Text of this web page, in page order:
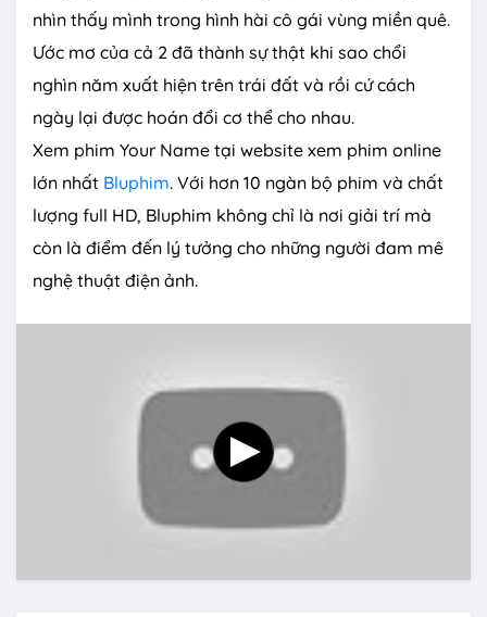
nhìn thấy mình trong hình hài cô gái vùng miền quê.
Ước mơ của cả 2 đã thành sự thật khi sao chổi
nghìn năm xuất hiện trên trái đất và rồi cứ cách
ngày lại được hoán đổi cơ thể cho nhau.
Xem phim Your Name tại website xem phim online
lớn nhất Bluphim. Với hơn 10 ngàn bộ phim và chất
lượng full HD, Bluphim không chỉ là nơi giải trí mà
còn là điểm đến lý tưởng cho những người đam mê
nghệ thuật điện ảnh.